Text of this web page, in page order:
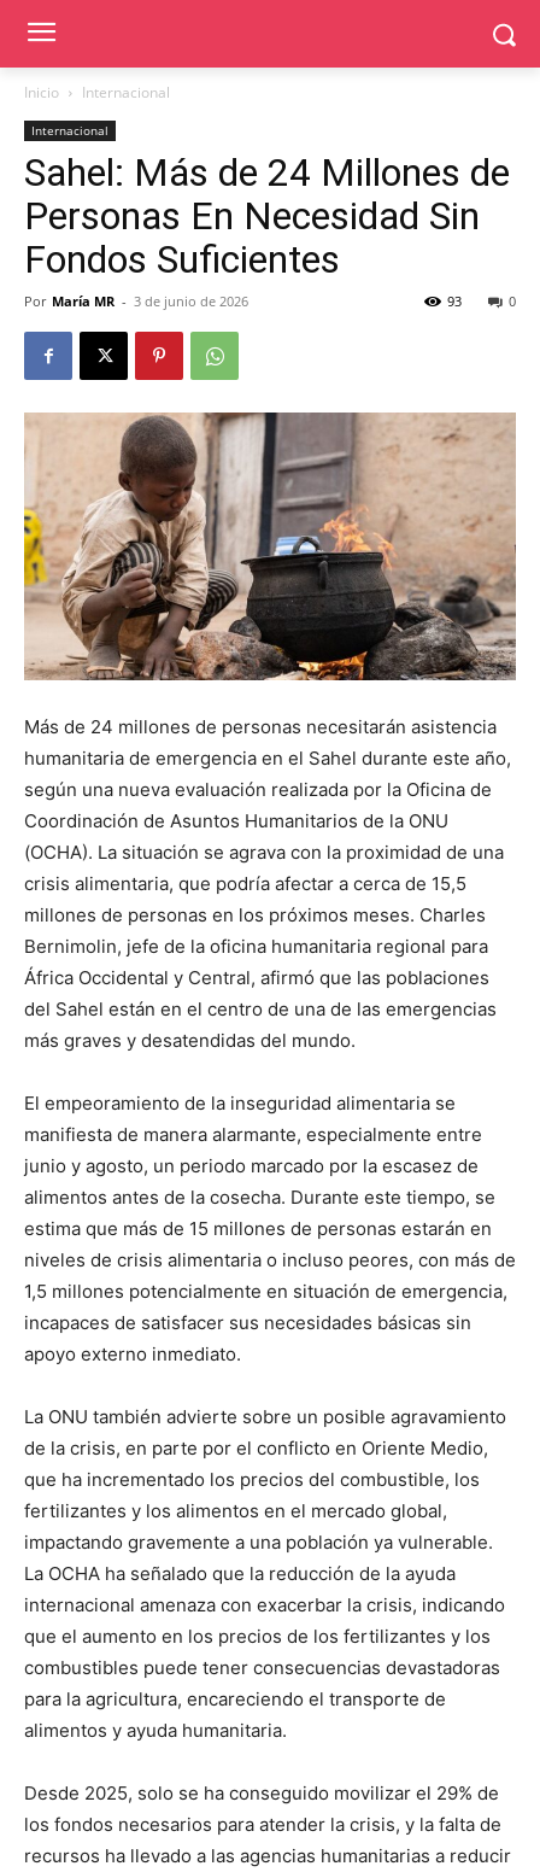
Inicio Internacional
Internacional
Sahel: Más de 24 Millones de
Personas En Necesidad Sin
Fondos Suficientes
Por María MR - 3 de junio de 2026 0
93
Más de 24 millones de personas necesitarán asistencia
humanitaria de emergencia en el Sahel durante este año,
según una nueva evaluación realizada por la Oficina de
Coordinación de Asuntos Humanitarios de la ONU
(OCHA). La situación se agrava con la proximidad de una
crisis alimentaria, que podría afectar a cerca de 15,5
millones de personas en los próximos meses. Charles
Bernimolin, jefe de la oficina humanitaria regional para
África Occidental y Central, afirmó que las poblaciones
del Sahel están en el centro de una de las emergencias
más graves y desatendidas del mundo.
El empeoramiento de la inseguridad alimentaria se
manifiesta de manera alarmante, especialmente entre
junio y agosto, un periodo marcado por la escasez de
alimentos antes de la cosecha. Durante este tiempo, se
estima que más de 15 millones de personas estarán en
niveles de crisis alimentaria o incluso peores, con más de
1,5 millones potencialmente en situación de emergencia,
incapaces de satisfacer sus necesidades básicas sin
apoyo externo inmediato.
La ONU también advierte sobre un posible agravamiento
de la crisis, en parte por el conflicto en Oriente Medio,
que ha incrementado los precios del combustible, los
fertilizantes y los alimentos en el mercado global,
impactando gravemente a una población ya vulnerable.
La OCHA ha señalado que la reducción de la ayuda
internacional amenaza con exacerbar la crisis, indicando
que el aumento en los precios de los fertilizantes y los
combustibles puede tener consecuencias devastadoras
para la agricultura, encareciendo el transporte de
alimentos y ayuda humanitaria.
Desde 2025, solo se ha conseguido movilizar el 29% de
los fondos necesarios para atender la crisis, y la falta de
recursos ha llevado a las agencias humanitarias a reducir